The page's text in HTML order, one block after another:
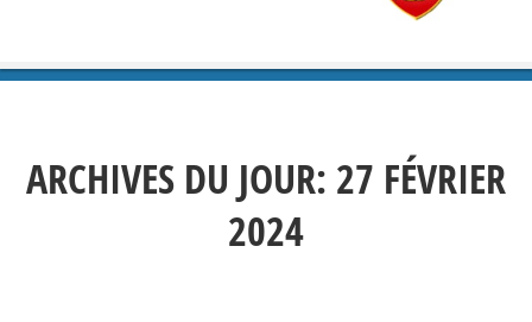
ARCHIVES DU JOUR: 27 FÉVRIER
2024